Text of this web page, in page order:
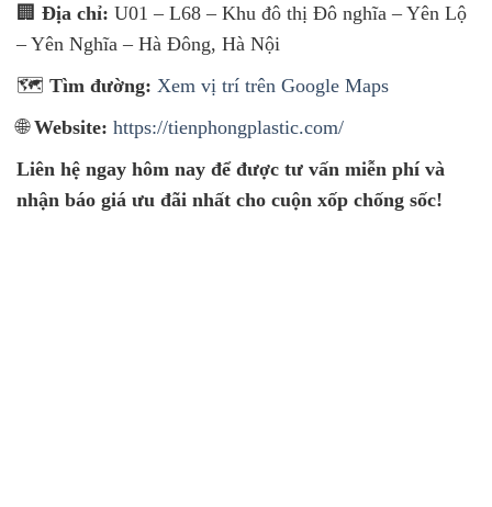
🏢 Địa chỉ: U01 – L68 – Khu đô thị Đô nghĩa – Yên Lộ
– Yên Nghĩa – Hà Đông, Hà Nội
🗺️ Tìm đường: Xem vị trí trên Google Maps
🌐Website: https://tienphongplastic.com/
Liên hệ ngay hôm nay để được tư vấn miễn phí và
nhận báo giá ưu đãi nhất cho cuộn xốp chống sốc!